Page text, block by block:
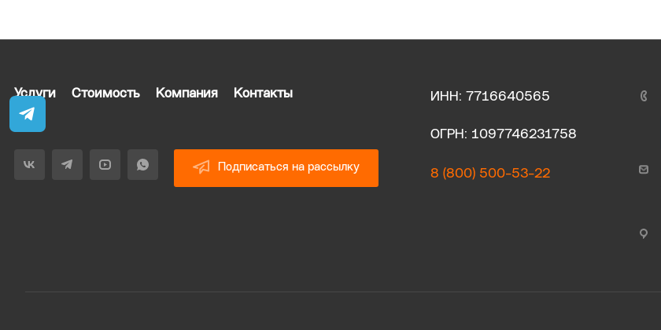
Услуги Стоимость Компания Контакты
Подписаться на рассылку
ИНН: 7716640565
ОГРН: 1097746231758
8 (800) 500-53-22